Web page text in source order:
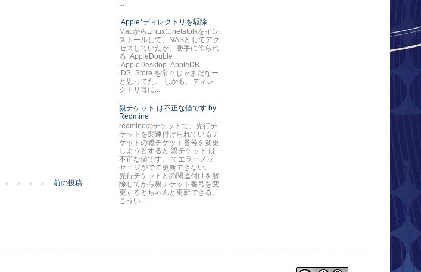
前の投稿
.Apple*ディレクトリを駆除
MacからLinuxにnetatolkをイン
ストールして、NASとしてアク
セスしていたが、勝手に作られ
る .AppleDouble
.AppleDesktop .AppleDB
.DS_Store を常々じゃまだなー
と思ってた。 しかも、ディレ
クトリ毎に...
親チケット は不正な値です by
Redmine
redmineのチケットで、先行チ
ケットを関連付けられているチ
ケットの親チケット番号を変更
しようとすると 親チケット は
不正な値です。 てエラーメッ
セージがでて更新できない。
先行チケットとの関連付けを解
除してから親チケット番号を変
更するとちゃんと更新できる。
こうい...